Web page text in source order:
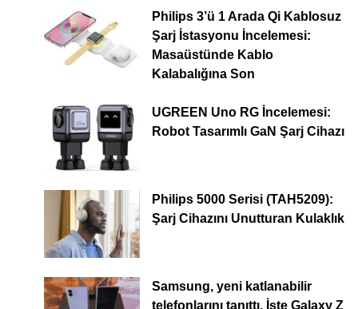
Philips 3’ü 1 Arada Qi Kablosuz
Şarj İstasyonu İncelemesi:
Masaüstünde Kablo
Kalabalığına Son
UGREEN Uno RG İncelemesi:
Robot Tasarımlı GaN Şarj Cihazı
Philips 5000 Serisi (TAH5209):
Şarj Cihazını Unutturan Kulaklık
Samsung, yeni katlanabilir
telefonlarını tanıttı. İşte Galaxy Z